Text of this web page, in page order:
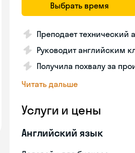
Выбрать время
Преподает технический
Руководит английским
Получила похвалу за
Читать дальше
Услуги и цены
Английский язык